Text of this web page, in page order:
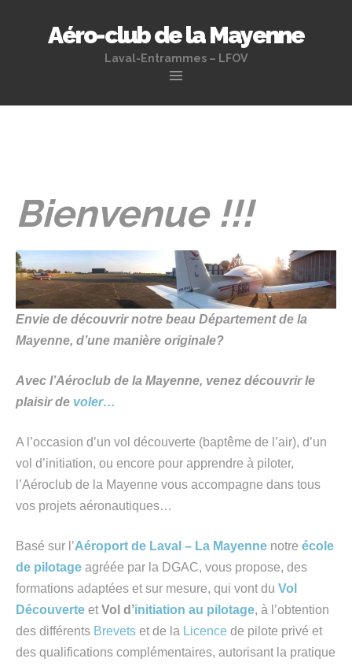
Aéro-club de la Mayenne
Laval-Entrammes – LFOV
Bienvenue !!!
Envie de découvrir notre beau Département de la
Mayenne, d’une manière originale?
Avec l’Aéroclub de la Mayenne, venez découvrir le
plaisir de voler…
A l’occasion d’un vol découverte (baptême de l’air), d’un
vol d’initiation, ou encore pour apprendre à piloter,
l’Aéroclub de la Mayenne vous accompagne dans tous
vos projets aéronautiques…
Basé sur l’Aéroport de Laval – La Mayenne notre école
de pilotage agréée par la DGAC, vous propose, des
formations adaptées et sur mesure, qui vont du Vol
Découverte et Vol d’initiation au pilotage, à l’obtention
des différents Brevets et de la Licence de pilote privé et
des qualifications complémentaires, autorisant la pratique